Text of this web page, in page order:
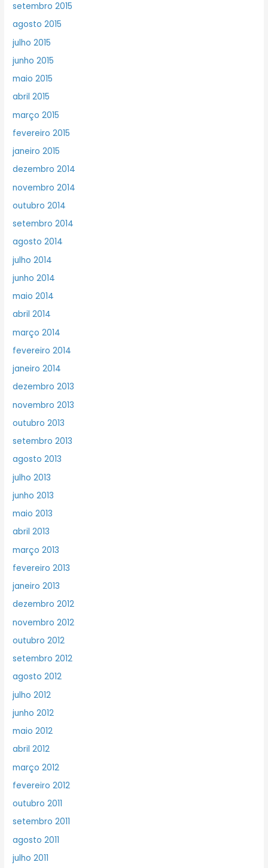
setembro 2015
agosto 2015
julho 2015
junho 2015
maio 2015
abril 2015
março 2015
fevereiro 2015
janeiro 2015
dezembro 2014
novembro 2014
outubro 2014
setembro 2014
agosto 2014
julho 2014
junho 2014
maio 2014
abril 2014
março 2014
fevereiro 2014
janeiro 2014
dezembro 2013
novembro 2013
outubro 2013
setembro 2013
agosto 2013
julho 2013
junho 2013
maio 2013
abril 2013
março 2013
fevereiro 2013
janeiro 2013
dezembro 2012
novembro 2012
outubro 2012
setembro 2012
agosto 2012
julho 2012
junho 2012
maio 2012
abril 2012
março 2012
fevereiro 2012
outubro 2011
setembro 2011
agosto 2011
julho 2011